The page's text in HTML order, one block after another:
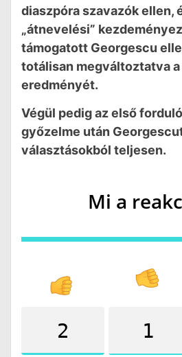
diaszpóra szavazók ellen,
„átnevelési”
támogatott Georgescu
totálisan megváltoztatva
eredményét.
Végül pedig az első
győzelme után
választásokból teljesen.
Mi a
2 1